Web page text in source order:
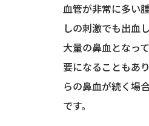
血管が非常に多い
しの刺激でも出血
大量の鼻血となっ
要になることもあ
らの鼻血が続く場
です。